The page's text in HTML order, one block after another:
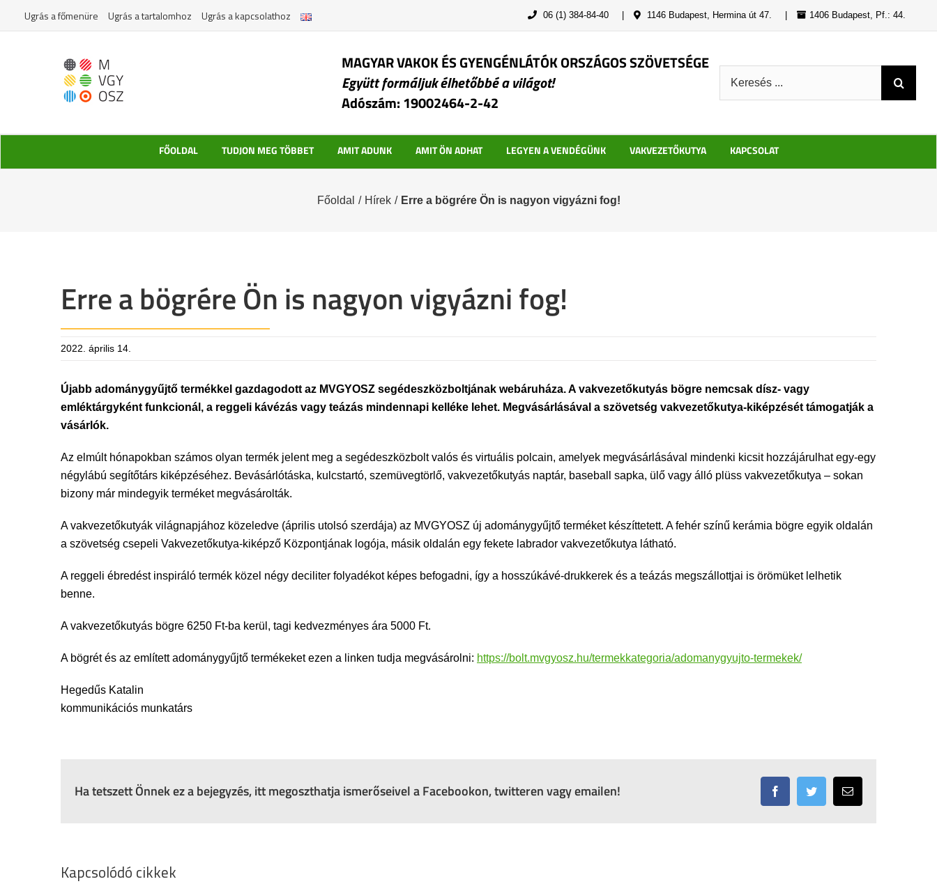
Ugrás a főmenüre Ugrás a tartalomhoz Ugrás a kapcsolathoz 06 (1) 384-84-40 1146 Budapest, Hermina út 47. 1406 Budapest, Pf.: 44.
MAGYAR VAKOK ÉS GYENGÉNLÁTÓK ORSZÁGOS SZÖVETSÉGE
Együtt formáljuk élhetőbbé a világot!
Adószám: 19002464-2-42
FŐOLDAL TUDJON MEG TÖBBET AMIT ADUNK AMIT ÖN ADHAT LEGYEN A VENDÉGÜNK VAKVEZETŐKUTYA KAPCSOLAT
Főoldal / Hírek / Erre a bögrére Ön is nagyon vigyázni fog!
Erre a bögrére Ön is nagyon vigyázni fog!
2022. április 14.
Újabb adománygyűjtő termékkel gazdagodott az MVGYOSZ segédeszközboltjának webáruháza. A vakvezetőkutyás bögre nemcsak dísz- vagy
emléktárgyként funkcionál, a reggeli kávézás vagy teázás mindennapi kelléke lehet. Megvásárlásával a szövetség vakvezetőkutya-kiképzését támogatják a
vásárlók.
Az elmúlt hónapokban számos olyan termék jelent meg a segédeszközbolt valós és virtuális polcain, amelyek megvásárlásával mindenki kicsit hozzájárulhat egy-egy
négylábú segítőtárs kiképzéséhez. Bevásárlótáska, kulcstartó, szemüvegtörlő, vakvezetőkutyás naptár, baseball sapka, ülő vagy álló plüss vakvezetőkutya – sokan
bizony már mindegyik terméket megvásárolták.
A vakvezetőkutyák világnapjához közeledve (április utolsó szerdája) az MVGYOSZ új adománygyűjtő terméket készíttetett. A fehér színű kerámia bögre egyik oldalán
a szövetség csepeli Vakvezetőkutya-kiképző Központjának logója, másik oldalán egy fekete labrador vakvezetőkutya látható.
A reggeli ébredést inspiráló termék közel négy deciliter folyadékot képes befogadni, így a hosszúkávé-drukkerek és a teázás megszállottjai is örömüket lelhetik
benne.
A vakvezetőkutyás bögre 6250 Ft-ba kerül, tagi kedvezményes ára 5000 Ft.
A bögrét és az említett adománygyűjtő termékeket ezen a linken tudja megvásárolni: https://bolt.mvgyosz.hu/termekkategoria/adomanygyujto-termekek/
Hegedűs Katalin
kommunikációs munkatárs
Ha tetszett Önnek ez a bejegyzés, itt megoszthatja ismerőseivel a Facebookon, twitteren vagy emailen! FacebookTwitter Email:
Kapcsolódó cikkek